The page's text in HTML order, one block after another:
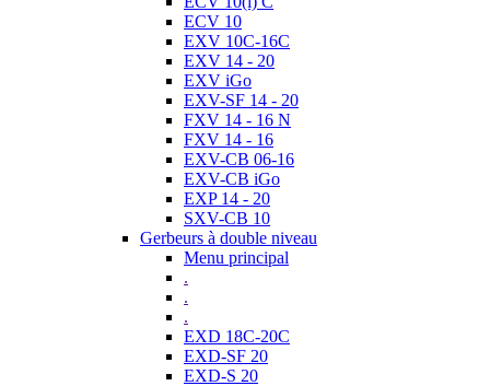
ECV 10
EXV 10C-16C
EXV 14 - 20
EXV iGo
EXV-SF 14 - 20
FXV 14 - 16 N
FXV 14 - 16
EXV-CB 06-16
EXV-CB iGo
EXP 14 - 20
SXV-CB 10
Gerbeurs à double niveau
Menu principal
.
.
.
EXD 18C-20C
EXD-SF 20
EXD-S 20